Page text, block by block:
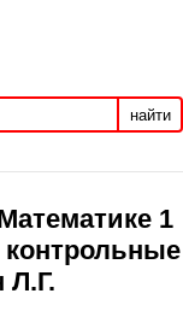
найти
1
Л.Г.